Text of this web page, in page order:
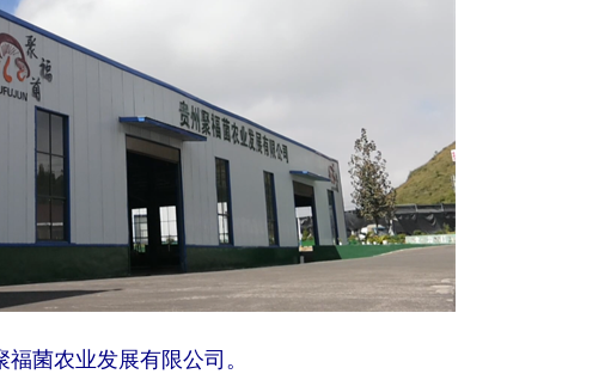
福菌农业发展有限公司。